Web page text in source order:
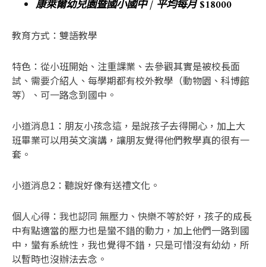
康萊爾幼兒園暨國小國中 / 平均每月 $18000
教育方式：雙語教學
特色：從小班開始、注重課業、去參觀其實是被校長面
試、需要介紹人、每學期都有校外教學（動物園、科博館
等）、可一路念到國中。
小道消息1：朋友小孩念這，是說孩子去得開心，加上大
班畢業可以用英文演講，讓朋友覺得他們教學真的很有一
套。
小道消息2：聽說好像有送禮文化。
個人心得：我也認同 無壓力、快樂不等於好，孩子的成長
中有點適當的壓力也是蠻不錯的動力，加上他們一路到國
中，蠻有系統性，我也覺得不錯，只是可惜沒有幼幼，所
以暫時也沒辦法去念。